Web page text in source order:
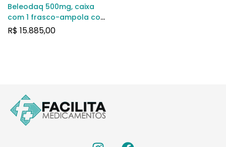
Beleodaq 500mg, caixa
com 1 frasco-ampola com
pó para solução de uso
R$ 15.885,00